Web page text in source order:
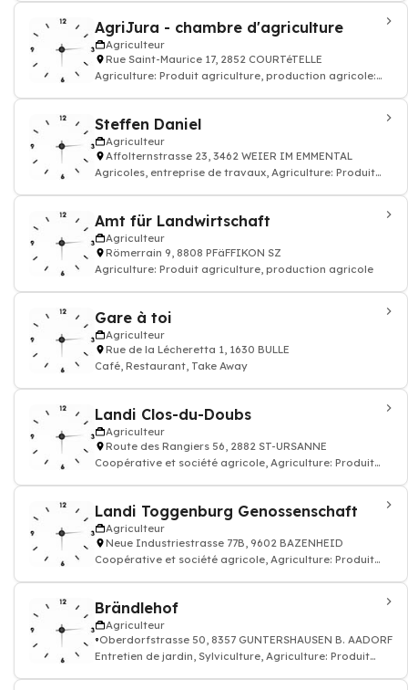
AgriJura - chambre d'agriculture
Agriculteur
Rue Saint-Maurice 17, 2852 COURTéTELLE
Agriculture: Produit agriculture, production agricole:
Steffen Daniel
Agriculteur
Affolternstrasse 23, 3462 WEIER IM EMMENTAL
Agricoles, entreprise de travaux, Agriculture: Produit
Amt für Landwirtschaft
Agriculteur
Römerrain 9, 8808 PFäFFIKON SZ
Agriculture: Produit agriculture, production agricole
Gare à toi
Agriculteur
Rue de la Lécheretta 1, 1630 BULLE
Café, Restaurant, Take Away
Landi Clos-du-Doubs
Agriculteur
Route des Rangiers 56, 2882 ST-URSANNE
Coopérative et société agricole, Agriculture: Produit
Landi Toggenburg Genossenschaft
Agriculteur
Neue Industriestrasse 77B, 9602 BAZENHEID
Coopérative et société agricole, Agriculture: Produit
Brändlehof
Agriculteur
Oberdorfstrasse 50, 8357 GUNTERSHAUSEN B. AADORF
Entretien de jardin, Sylviculture, Agriculture: Produit